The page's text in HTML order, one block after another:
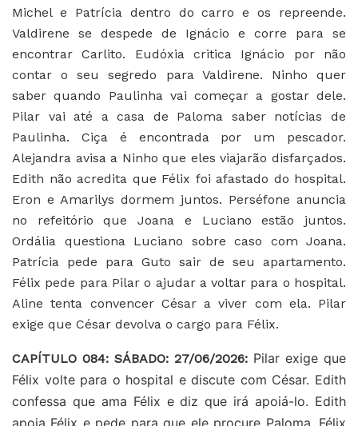
Michel e Patrícia dentro do carro e os repreende.
Valdirene se despede de Ignácio e corre para se
encontrar Carlito. Eudóxia critica Ignácio por não
contar o seu segredo para Valdirene. Ninho quer
saber quando Paulinha vai começar a gostar dele.
Pilar vai até a casa de Paloma saber notícias de
Paulinha. Ciça é encontrada por um pescador.
Alejandra avisa a Ninho que eles viajarão disfarçados.
Edith não acredita que Félix foi afastado do hospital.
Eron e Amarilys dormem juntos. Perséfone anuncia
no refeitório que Joana e Luciano estão juntos.
Ordália questiona Luciano sobre caso com Joana.
Patrícia pede para Guto sair de seu apartamento.
Félix pede para Pilar o ajudar a voltar para o hospital.
Aline tenta convencer César a viver com ela. Pilar
exige que César devolva o cargo para Félix.
CAPÍTULO 084: SÁBADO: 27/06/2026: Pilar exige que
Félix volte para o hospital e discute com César. Edith
confessa que ama Félix e diz que irá apoiá-lo. Edith
apoia Félix e pede para que ele procure Paloma. Félix